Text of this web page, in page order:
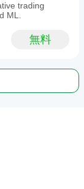
trading
ML.
無料